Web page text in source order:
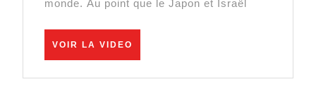
Vaccin
monde. Au point que le Japon et Israël
VOIR LA VIDEO